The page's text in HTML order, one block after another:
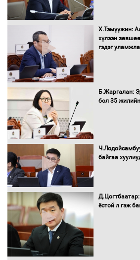
Санхүүгийн
мэндийн
Нөөцийн
борлуулалтыг
Монгол Улс
төлөвлөгөө”-
16 төрлийн
Х.Тэмүүжин:
хүлээн
гэдэг
Б.Жаргалан:
бол 35
байгаа
ёстой л гэж